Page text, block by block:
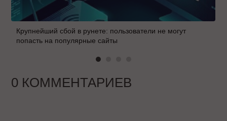
Крупнейший сбой в рунете: пользователи не могут
попасть на популярные сайты
0 КОММЕНТАРИЕВ